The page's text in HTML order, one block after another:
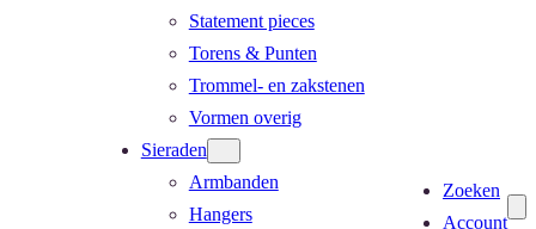
Statement pieces
Torens & Punten
Trommel- en zakstenen
Vormen overig
Sieraden
Armbanden
Hangers
Zoeken
Account